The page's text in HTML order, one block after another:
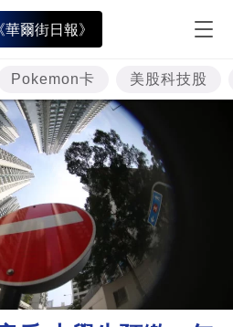
爾街日報》
Pokemon卡 美股科技股